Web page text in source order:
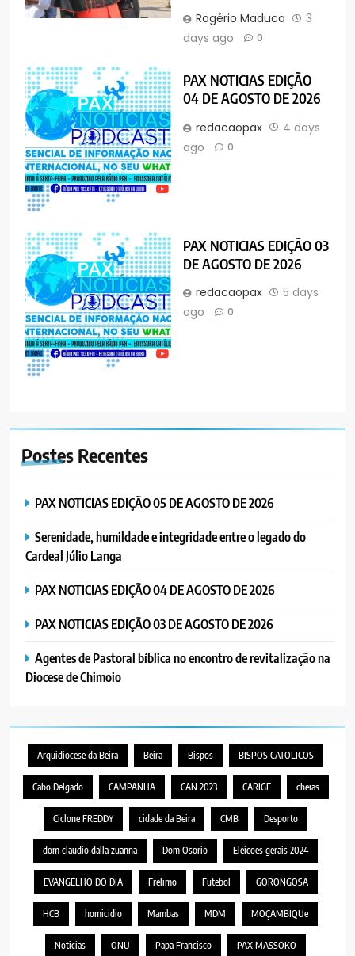
Rogério Maduca
3
days ago
0
PAX NOTICIAS EDIÇÃO
04 DE AGOSTO DE 2026
redacaopax
4 days
ago
0
PAX NOTICIAS EDIÇÃO 03
DE AGOSTO DE 2026
redacaopax
5 days
ago
0
Postes Recentes
PAX NOTICIAS EDIÇÃO 05 DE AGOSTO DE 2026
Serenidade, humildade e integridade entre o legado do
Cardeal Júlio Langa
PAX NOTICIAS EDIÇÃO 04 DE AGOSTO DE 2026
PAX NOTICIAS EDIÇÃO 03 DE AGOSTO DE 2026
Agentes de Pastoral bíblica no encontro de revitalização na
Diocese de Chimoio
Arquidiocese da Beira Beira Bispos BISPOS CATOLICOS
Cabo Delgado CAMPANHA CAN 2023 CARIGE cheias
Ciclone FREDDY cidade da Beira CMB Desporto
dom claudio dalla zuanna Dom Osorio Eleicoes gerais 2024
EVANGELHO DO DIA Frelimo Futebol GORONGOSA
HCB homicidio Mambas MDM MOÇAMBIQUe
Noticias ONU Papa Francisco PAX MASSOKO